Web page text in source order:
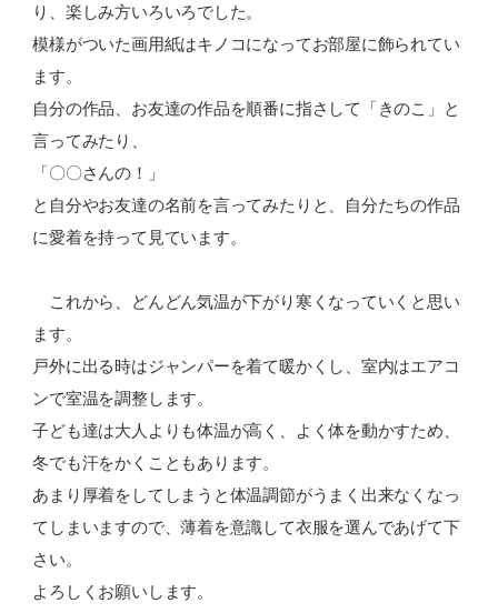
り、楽しみ方いろいろでした。
模様がついた画用紙はキノコになってお部屋に飾られてい
ます。
自分の作品、お友達の作品を順番に指さして「きのこ」と
言ってみたり、
「〇〇さんの！」
と自分やお友達の名前を言ってみたりと、自分たちの作品
に愛着を持って見ています。
これから、どんどん気温が下がり寒くなっていくと思い
ます。
戸外に出る時はジャンパーを着て暖かくし、室内はエアコ
ンで室温を調整します。
子ども達は大人よりも体温が高く、よく体を動かすため、
冬でも汗をかくこともあります。
あまり厚着をしてしまうと体温調節がうまく出来なくなっ
てしまいますので、薄着を意識して衣服を選んであげて下
さい。
よろしくお願いします。